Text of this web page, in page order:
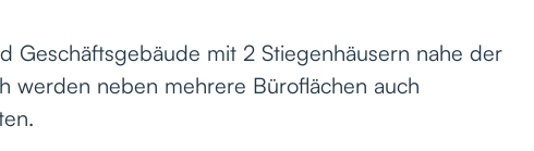
Geschäftsgebäude mit 2 Stiegenhäusern nahe der
werden neben mehrere Büroflächen auch